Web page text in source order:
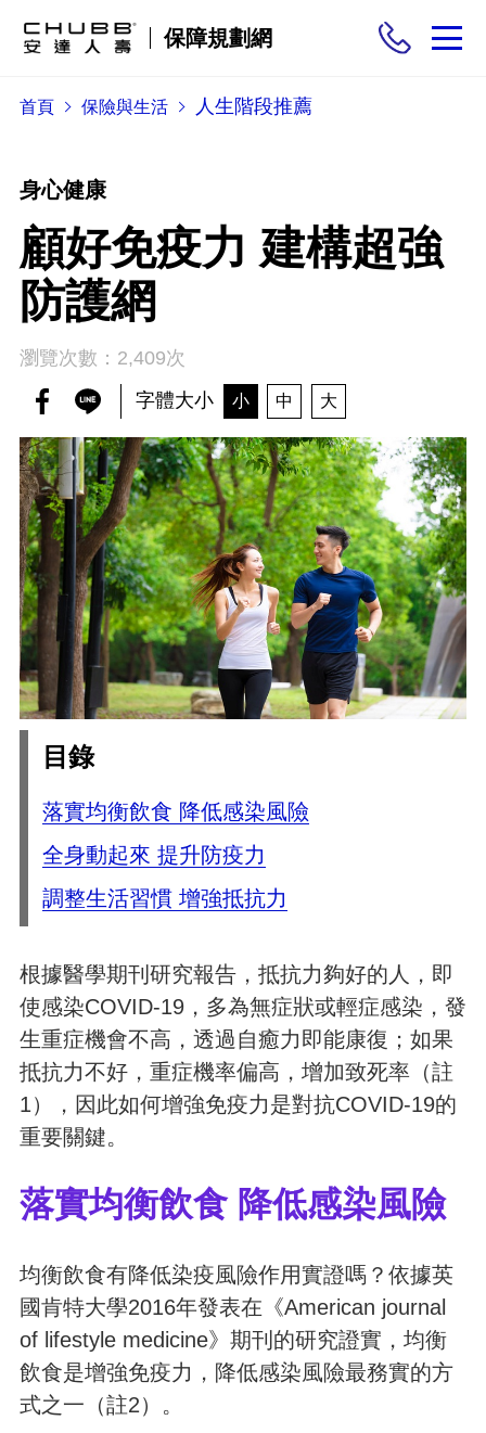
保障規劃網
保險商品
需求分析
投保與理賠
保險與生活
首頁 保險與生活 人生階段推薦
身心健康
顧好免疫力 建構超強
防護網
瀏覽次數：2,409次
字體大小
小 中 大
目錄
落實均衡飲食 降低感染風險
全身動起來 提升防疫力
調整生活習慣 增強抵抗力
根據醫學期刊研究報告，抵抗力夠好的人，即
使感染COVID-19，多為無症狀或輕症感染，發
生重症機會不高，透過自癒力即能康復；如果
抵抗力不好，重症機率偏高，增加致死率（註
1），因此如何增強免疫力是對抗COVID-19的
重要關鍵。
落實均衡飲食 降低感染風險
均衡飲食有降低染疫風險作用實證嗎？依據英
國肯特大學2016年發表在《American journal
of lifestyle medicine》期刊的研究證實，均衡
飲食是增強免疫力，降低感染風險最務實的方
式之一（註2）。